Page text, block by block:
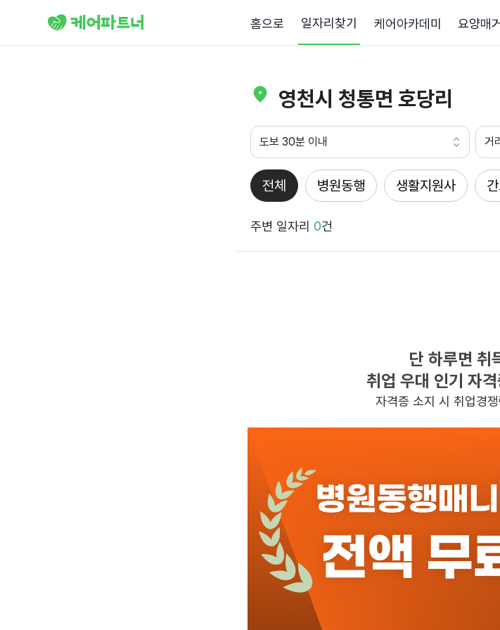
홈으로 일자리찾기 케어아카데미 요양매
영천시 청통면 호당리
도보 30분 이내 거
전체 병원동행 생활지원사
주변 일자리 0건
찾으시는 조건의 일자리
더욱더 노력하는 케어파트
단 하루면 취
취업 우대 인기 자
자격증 소지 시 취업경